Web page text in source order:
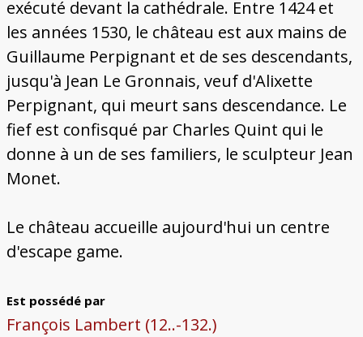
exécuté devant la cathédrale. Entre 1424 et
les années 1530, le château est aux mains de
Guillaume Perpignant et de ses descendants,
jusqu'à Jean Le Gronnais, veuf d'Alixette
Perpignant, qui meurt sans descendance. Le
fief est confisqué par Charles Quint qui le
donne à un de ses familiers, le sculpteur Jean
Monet.
Le château accueille aujourd'hui un centre
d'escape game.
Est possédé par
François Lambert (12..-132.)